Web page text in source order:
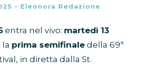
- Eleonora Redazione
entra nel vivo: martedì 13
la prima semifinale della 69ª
in diretta dalla St.